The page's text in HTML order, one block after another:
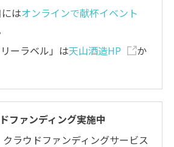
はオンラインで献杯イベント
ーラベル」は天山酒造HP
か
ファンディング実施中
ラウドファンディングサービス